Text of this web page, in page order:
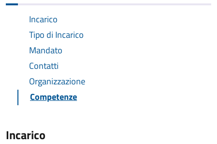
Incarico
Tipo di Incarico
Mandato
Contatti
Organizzazione
Competenze
Incarico